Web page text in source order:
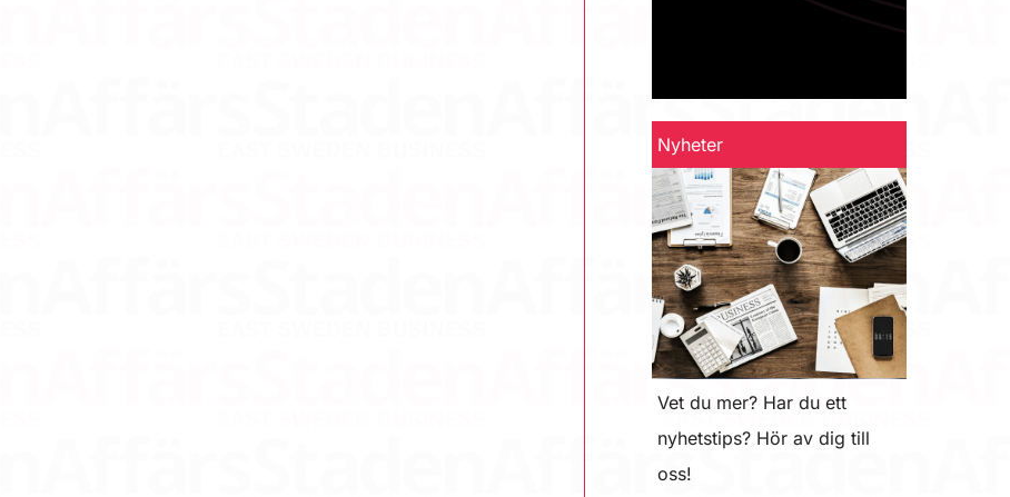
Nyheter
Vet du mer? Har du ett
nyhetstips? Hör av dig till
oss!